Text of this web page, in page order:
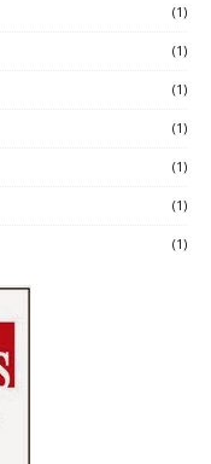
(1)
(1)
(1)
(1)
(1)
(1)
(1)